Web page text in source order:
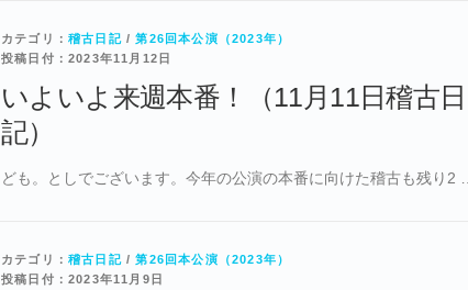
カテゴリ： 稽古日記/第26回本公演（2023年）
投稿日付：2023年11月12日
いよいよ来週本番！（11月11日稽古日
記）
ども。としでございます。今年の公演の本番に向けた稽古も残り2 …
カテゴリ： 稽古日記/第26回本公演（2023年）
投稿日付：2023年11月9日